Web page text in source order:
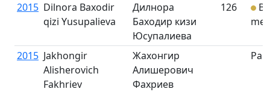
2015 Dilnora Baxodir
qizi Yusupalieva
Дилнора
Баходир кизи
Юсупалиева
126
2015 Jakhongir
Alisherovich
Fakhriev
Жахонгир
Алишерович
Фахриев